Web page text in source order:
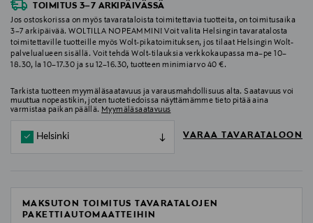
TOIMITUS 3–7 ARKIPÄIVÄSSÄ
Jos ostoskorissa on myös tavarataloista toimitettavia tuotteita, on toimitusaika
3–7 arkipäivää. WOLTILLA NOPEAMMIN! Voit valita Helsingin tavaratalosta
toimitettaville tuotteille myös Wolt-pikatoimituksen, jos tilaat Helsingin Wolt-
palvelualueen sisällä. Voit tehdä Wolt-tilauksia verkkokaupassa ma–pe 10–
18.30, la 10–17.30 ja su 12–16.30, tuotteen minimiarvo 40 €.
Tarkista tuotteen myymäläsaatavuus ja varausmahdollisuus alta. Saatavuus voi
muuttua nopeastikin, joten tuotetiedoissa näyttämämme tieto pitää aina
varmistaa paikan päällä. Myymäläsaatavuus
Helsinki VARAA TAVARATALOON
MAKSUTON TOIMITUS TAVARATALOJEN
PAKETTIAUTOMAATTEIHIN